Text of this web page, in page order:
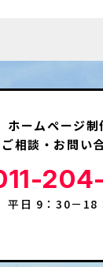
ホームページ制
ご相談・お問い
平日 9：30－18